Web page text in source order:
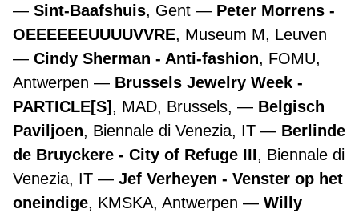
Sint-Baafshuis, Gent
Peter Morrens -
OEEEEEEUUUUVVRE, Museum M, Leuven
Cindy Sherman - Anti-fashion, FOMU,
Antwerpen
Brussels Jewelry Week -
PARTICLE[S] , MAD, Brussels,
Belgisch
Paviljoen, Biennale di Venezia, IT
Berlinde
de Bruyckere - City of Refuge III, Biennale di
Venezia, IT
Jef Verheyen - Venster op het
oneindige, KMSKA, Antwerpen
Willy